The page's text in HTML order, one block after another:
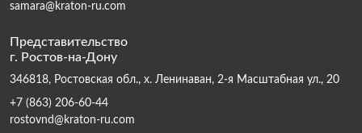
samara@kraton-ru.com
Представительство
г. Ростов-на-Дону
346818, Ростовская обл., х. Ленинаван, 2-я Масштабная ул., 20
+7 (863) 206-60-44
rostovnd@kraton-ru.com